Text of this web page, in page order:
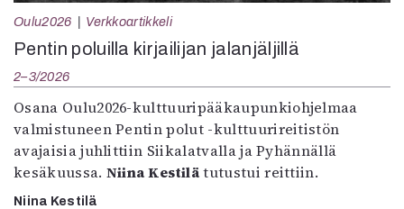
Oulu2026 Verkkoartikkeli
Pentin poluilla kirjailijan jalanjäljillä
2–3/2026
Osana Oulu2026-kulttuuripääkaupunkiohjelmaa
valmistuneen Pentin polut -kulttuurireitistön
avajaisia juhlittiin Siikalatvalla ja Pyhännällä
kesäkuussa. Niina Kestilätutustui reittiin.
Niina Kestilä